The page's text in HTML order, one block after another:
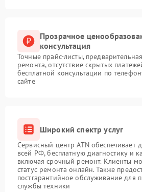
Прозрачное
консультация
Точные прайс-листы,
ремонта, отсутствие скрытых
бесплатной консультации по
сайте
Широкий спектр услуг
Сервисный центр ATN обеспечивает
всей РФ, бесплатную диагностику и
включая срочный ремонт. Клиенты
статус ремонта онлайн. Также
постгарантийное обслуживание для
службы техники